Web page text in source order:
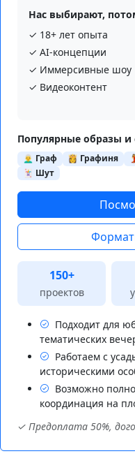
Нас выбирают,
✓ 18+ лет опыта
✓ AI‑концепции
✓ Иммерсивные шоу
✓ Видеоконтент
Популярные образы
👨‍🦳 Граф 👸 Графиня
🃏 Шут
150+
проектов
Подходит для
тематических
Работаем с
историческими
Возможно
координация на
✓ Предоплата 50%,